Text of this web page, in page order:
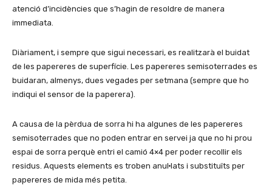
atenció d’incidències que s’hagin de resoldre de manera
immediata.
Diàriament, i sempre que sigui necessari, es realitzarà el buidat
de les papereres de superfície. Les papereres semisoterrades es
buidaran, almenys, dues vegades per setmana (sempre que ho
indiqui el sensor de la paperera).
A causa de la pèrdua de sorra hi ha algunes de les papereres
semisoterrades que no poden entrar en servei ja que no hi prou
espai de sorra perquè entri el camió 4×4 per poder recollir els
residus. Aquests elements es troben anul·lats i substituïts per
papereres de mida més petita.